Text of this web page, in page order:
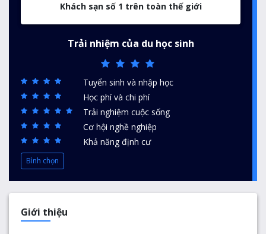
Khách sạn số 1 trên toàn thế giới
Trải nhiệm của du học sinh
Tuyển sinh và nhập học
Học phí và chi phí
Trải nghiệm cuộc sống
Cơ hội nghề nghiệp
Khả năng định cư
Bình chọn
Giới thiệu